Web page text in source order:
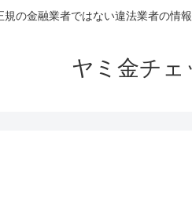
の金融業者ではない違法業者の情
ヤミ金チェ